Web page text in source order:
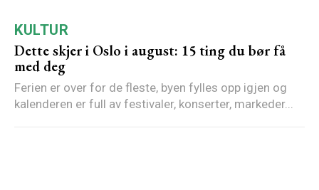
KULTUR
Dette skjer i Oslo i august: 15 ting du bør få
med deg
Ferien er over for de fleste, byen fylles opp igjen og
kalenderen er full av festivaler, konserter, markeder...